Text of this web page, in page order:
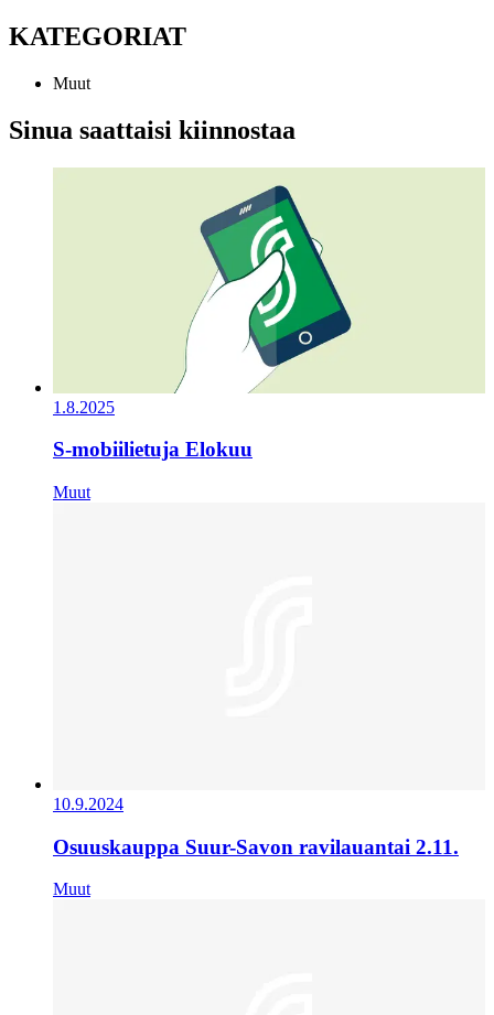
KATEGORIAT
Muut
Sinua saattaisi kiinnostaa
1.8.2025
S-mobiilietuja Elokuu
Muut
10.9.2024
Osuuskauppa Suur-Savon ravilauantai 2.11.
Muut